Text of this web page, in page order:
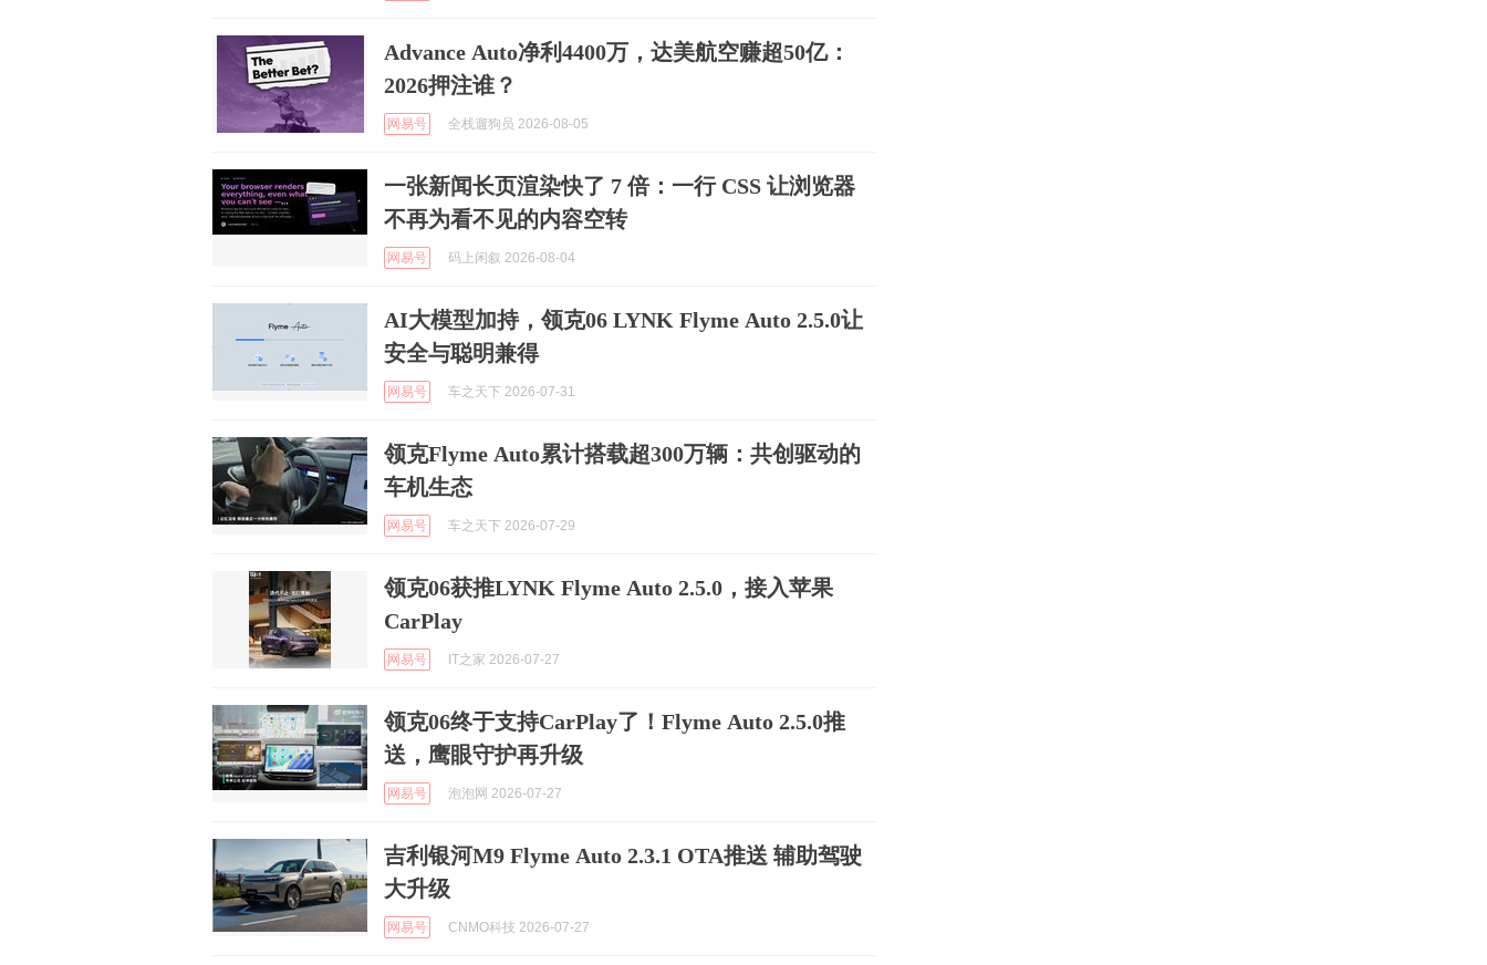
Advance Auto净利4400万，达美航空赚超50亿：
2026押注谁？
网易号 全栈遛狗员 2026-08-05
一张新闻长页渲染快了 7 倍：一行 CSS 让浏览器
不再为看不见的内容空转
网易号 码上闲叙 2026-08-04
AI大模型加持，领克06 LYNK Flyme Auto 2.5.0让
安全与聪明兼得
网易号 车之天下 2026-07-31
领克Flyme Auto累计搭载超300万辆：共创驱动的
车机生态
网易号 车之天下 2026-07-29
领克06获推LYNK Flyme Auto 2.5.0，接入苹果
CarPlay
网易号 IT之家 2026-07-27
领克06终于支持CarPlay了！Flyme Auto 2.5.0推
送，鹰眼守护再升级
网易号 泡泡网 2026-07-27
吉利银河M9 Flyme Auto 2.3.1 OTA推送 辅助驾驶
大升级
网易号 CNMO科技 2026-07-27